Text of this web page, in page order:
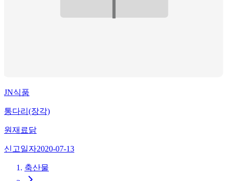
JN식품
통다리(장각)
원재료닭
신고일자2020-07-13
축산물